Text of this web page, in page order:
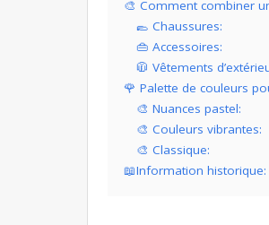
🎨 Comment combiner
🥿 Chaussures:
👜 Accessoires:
🧥 Vêtements
🌹 Palette de couleurs
🎨 Nuances pastel:
🎨 Couleurs vibrantes:
🎨 Classique:
📖Information